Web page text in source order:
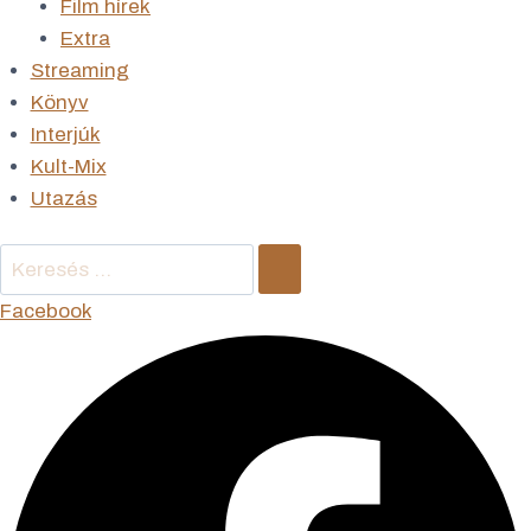
Film hírek
Extra
Streaming
Könyv
Interjúk
Kult-Mix
Utazás
Keresés
…
Facebook